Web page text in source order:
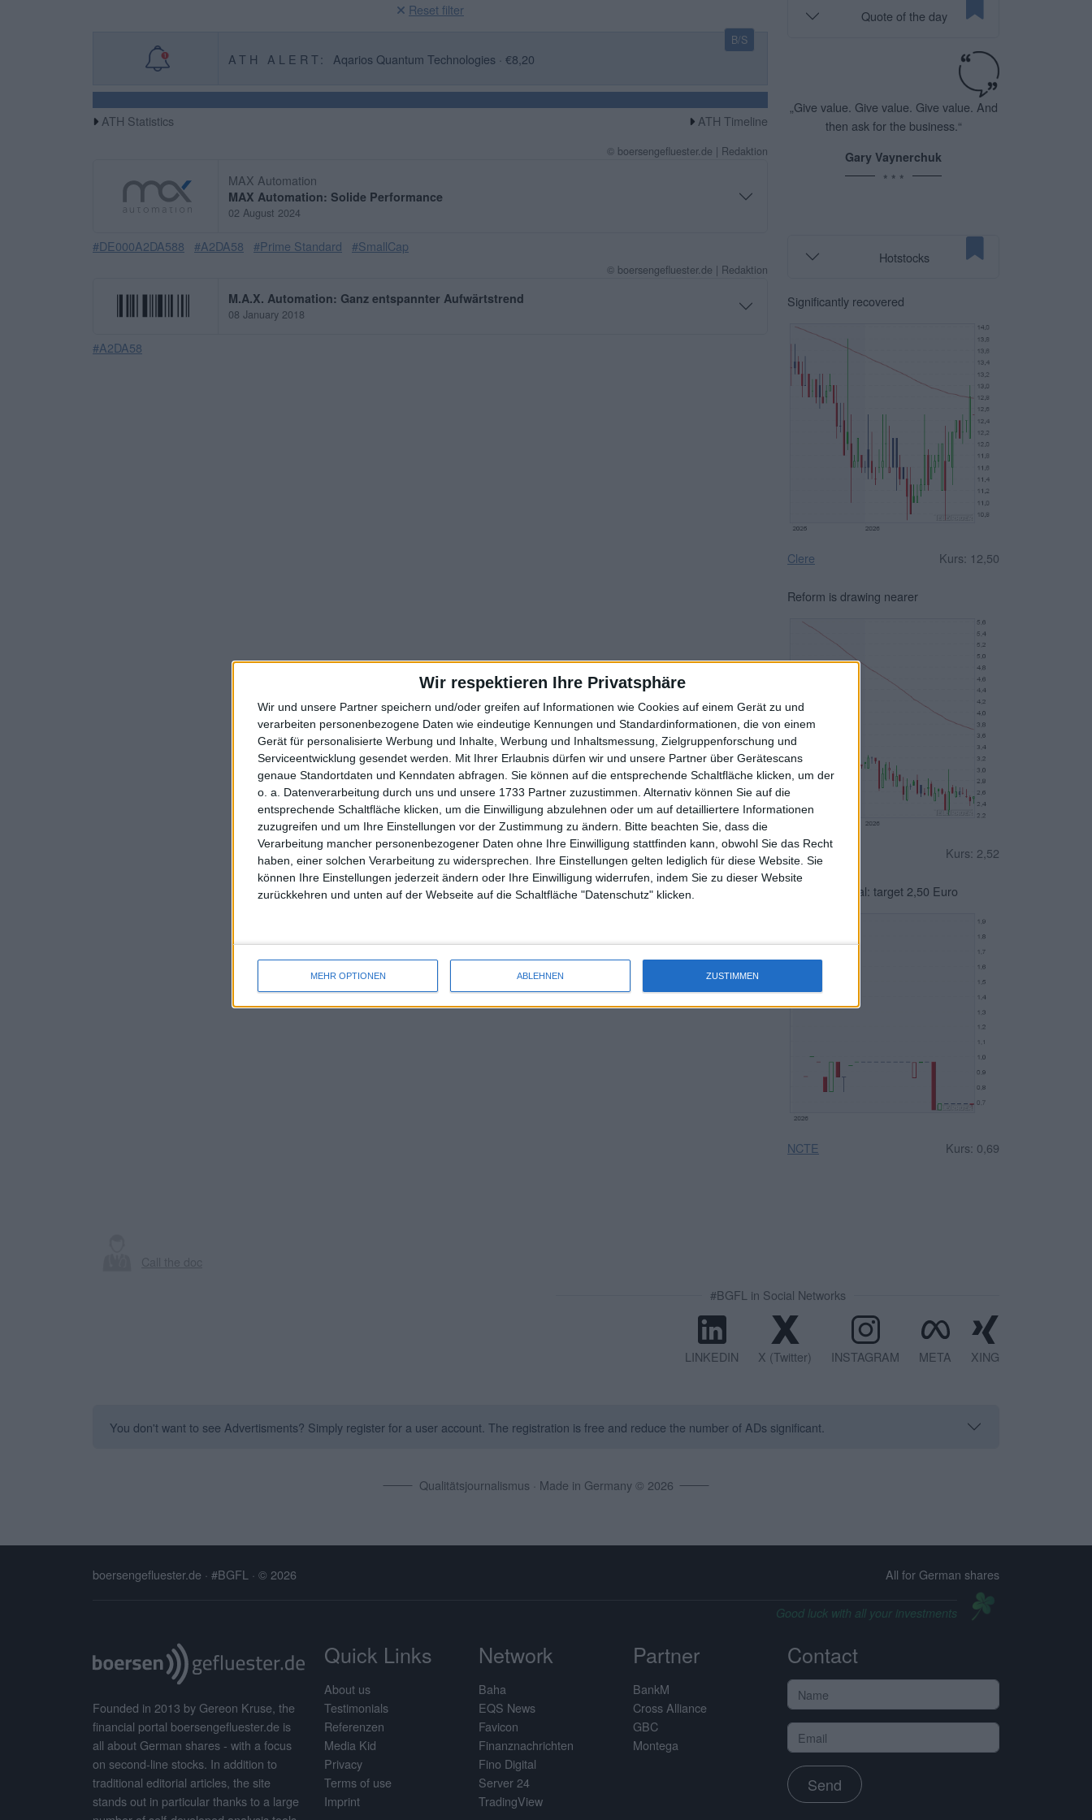
Wir respektieren Ihre Privatsphäre
Wir und unsere Partner speichern und/oder greifen auf Informationen wie Cookies auf einem Gerät zu und
verarbeiten personenbezogene Daten wie eindeutige Kennungen und Standardinformationen, die von einem
Gerät für personalisierte Werbung und Inhalte, Werbung und Inhaltsmessung, Zielgruppenforschung und
Serviceentwicklung gesendet werden.
Mit Ihrer Erlaubnis dürfen wir und unsere Partner über Gerätescans
genaue Standortdaten und Kenndaten abfragen. Sie können auf die entsprechende Schaltfläche klicken, um der
o. a. Datenverarbeitung durch uns und unsere 1733 Partner zuzustimmen. Alternativ können Sie auf die
entsprechende Schaltfläche klicken, um die Einwilligung abzulehnen oder um auf detailliertere Informationen
zuzugreifen und um Ihre Einstellungen vor der Zustimmung zu ändern.
Bitte beachten Sie, dass die
Verarbeitung mancher personenbezogener Daten ohne Ihre Einwilligung stattfinden kann, obwohl Sie das Recht
haben, einer solchen Verarbeitung zu widersprechen. Ihre Einstellungen gelten lediglich für diese Website. Sie
können Ihre Einstellungen jederzeit ändern oder Ihre Einwilligung widerrufen, indem Sie zu dieser Website
zurückkehren und unten auf der Webseite auf die Schaltfläche "Datenschutz" klicken.
MEHR OPTIONEN ABLEHNEN ZUSTIMMEN
Reset filter
ATH ALERT: Aqarios Quantum Technologies · €8,20
ATH Statistics ATH Timeline
B/S
© boersengefluester.de | Redaktion
MAX Automation
MAX Automation: Solide Performance
02 August 2024
#DE000A2DA588 #A2DA58 #Prime Standard #SmallCap
© boersengefluester.de | Redaktion
M.A.X. Automation: Ganz entspannter Aufwärtstrend
08 January 2018
#A2DA58
Quote of the day
„Give value. Give value. Give value. And
then ask for the business.“
Gary Vaynerchuk
* * *
Hotstocks
Significantly recovered
Clere Kurs: 12,50
Reform is drawing nearer
123fahrschule Kurs: 2,52
Sphene Capital: target 2,50 Euro
NCTE Kurs: 0,69
#BGFL in Social Networks
LINKEDIN X (Twitter) INSTAGRAM META XING
You don't want to see Advertisments? Simply register for a user account. The registration is free and reduce the number of ADs significant.
Qualitätsjournalismus · Made in Germany © 2026
boersengefluester.de · #BGFL · © 2026 All for German shares
Good luck with all your investments
Founded in 2013 by Gereon Kruse, the
financial portal boersengefluester.de is
all about German shares - with a focus
on second-line stocks. In addition to
traditional editorial articles, the site
stands out in particular thanks to a large
Quick Links
About us
Testimonials
Referenzen
Media Kid
Privacy
Terms of use
Imprint
Network
Baha
EQS News
Favicon
Finanznachrichten
Fino Digital
Server 24
TradingView
Partner
BankM
Cross Alliance
GBC
Montega
Contact
Send